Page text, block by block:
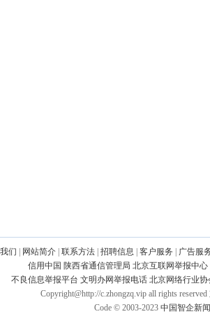
们 网站简介 联系方法 招聘信息 客户服务 广告服
信用中国 陕西省通信管理局 北京互联网举报中心
不良信息举报平台 文明办网举报电话 北京网络行业协
Copyright@http://c.zhongzq.vip all rights reserved
Code © 2003-2023 中国智企新